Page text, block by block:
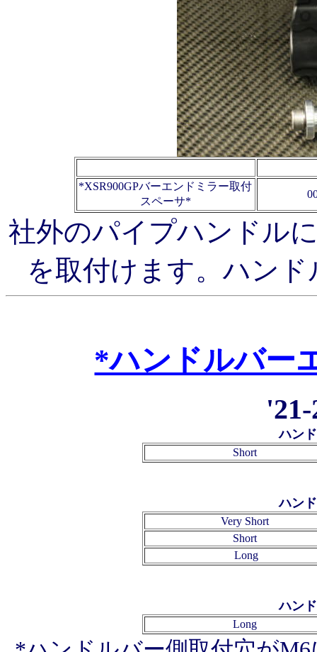
*XSR900GPバーエンドミラー取付
スペーサ*
社外のパイプハンドル
を取付けます。ハン
*ハンドルバー
ハン
Short
ハン
Very Short
Short
Long
ハン
Long